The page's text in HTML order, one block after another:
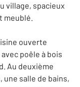
village, spacieux
meublé.
ouverte
poêle à bois
Au deuxième
une salle de bains,